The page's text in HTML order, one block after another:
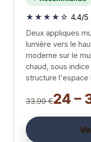
★★★★☆ 4.4/5
Deux appliques
lumière vers le
moderne sur le
chaud, sous
structure l'espace
33.99 €24 –